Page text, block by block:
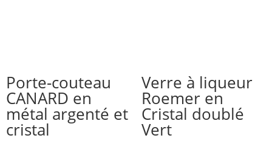
Porte-couteau
CANARD en
métal argenté et
cristal
Verre à liqueur
Roemer en
Cristal doublé
Vert